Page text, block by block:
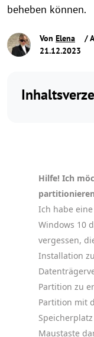
beheben können.
Von Elena
/
21.12.2023
Hilfe! Ich
Ich habe
Windows 10
vergessen,
Installation
Partition zu
Partition mit
Maustaste